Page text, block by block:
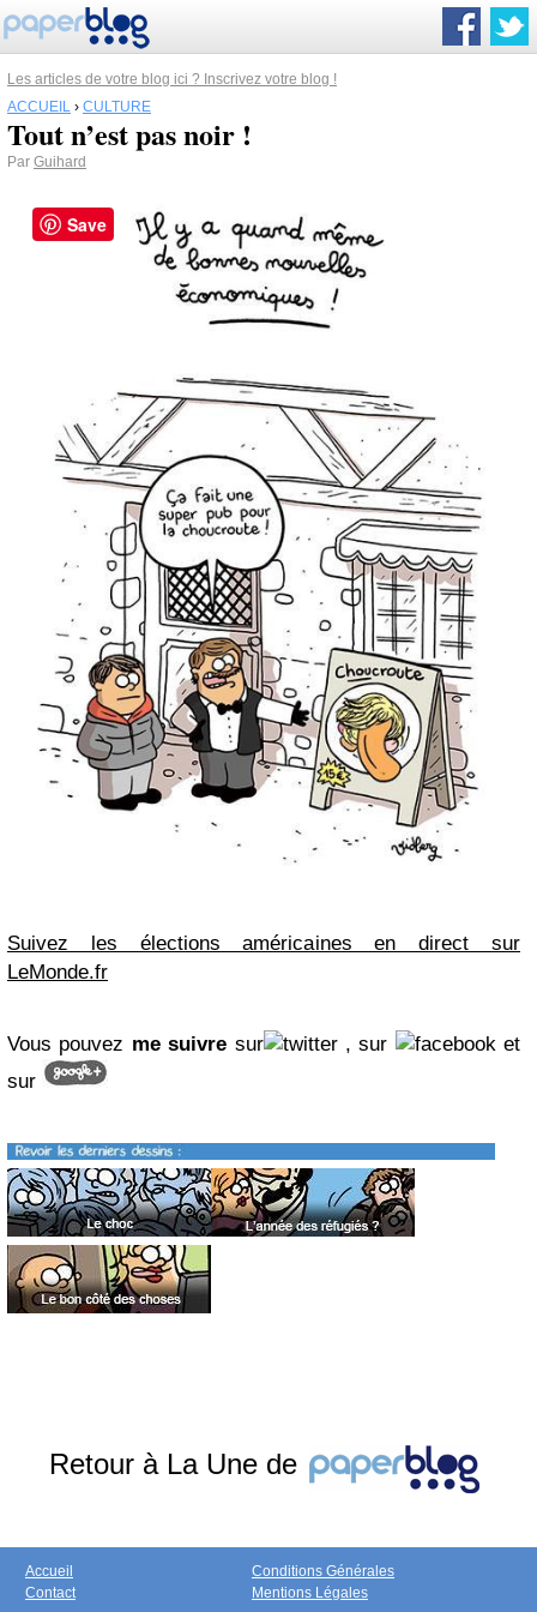
Les articles de votre blog ici ? Inscrivez votre blog !
ACCUEIL › CULTURE
Tout n’est pas noir !
Par Guihard
Suivez les élections américaines en direct sur
LeMonde.fr
Vous pouvez me suivre sur , sur
et
sur
Retour à La Une de
Accueil
Contact
Conditions Générales
Mentions Légales
Save